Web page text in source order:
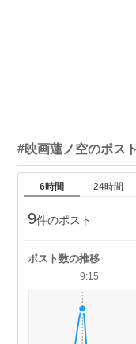
#映画蓮ノ空のポス
6時間 24時間
9件のポスト
ポスト数の推移
9:15